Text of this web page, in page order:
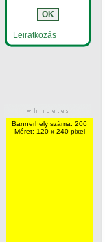
Leiratkozás
Bannerhely száma: 206
Méret: 120 x 240 pixel